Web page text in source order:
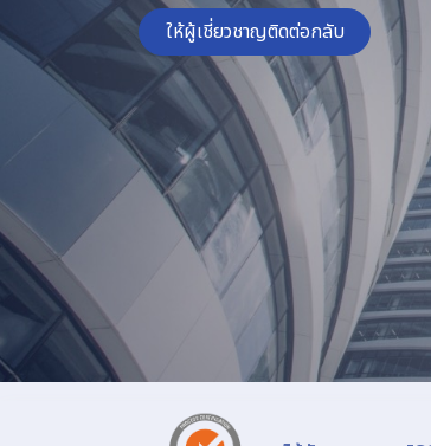
ให้ผู้เชี่ยวชาญติดต่อกลับ